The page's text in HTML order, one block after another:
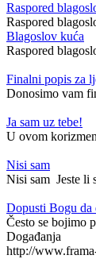
Raspored
Raspored
Blagoslov kuća
Raspored
Finalni popis za
Donosimo vam
Ja sam uz tebe!
U ovom
Nisi sam
Nisi sam Jeste li
Dopusti Bogu da
Često se bojimo
Događanja
http://